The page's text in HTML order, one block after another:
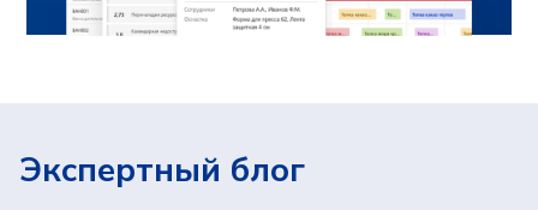
Экспертный блог
Контакты